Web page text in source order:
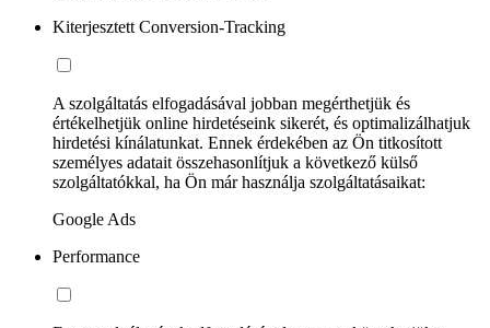
Kiterjesztett Conversion-Tracking
A szolgáltatás elfogadásával jobban megérthetjük és
értékelhetjük online hirdetéseink sikerét, és optimalizálhatjuk
hirdetési kínálatunkat. Ennek érdekében az Ön titkosított
személyes adatait összehasonlítjuk a következő külső
szolgáltatókkal, ha Ön már használja szolgáltatásaikat:
Google Ads
Performance